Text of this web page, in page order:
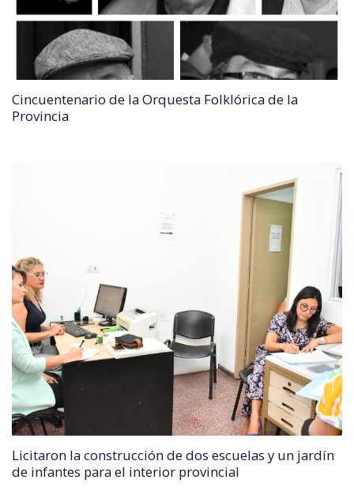
Cincuentenario de la Orquesta Folklórica de la
Provincia
Licitaron la construcción de dos escuelas y un jardín
de infantes para el interior provincial